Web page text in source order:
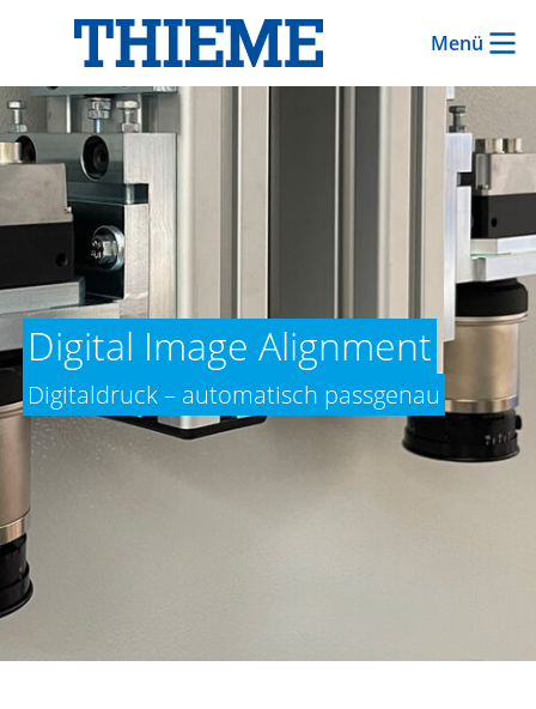
Menü
Digital Image Alignment
Digitaldruck – automatisch passgenau